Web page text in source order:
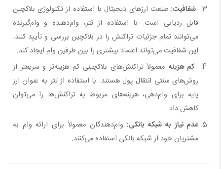
شفافیت: صنعت ارزهای دیجیتال با استفاده از تکنولوژی بلاکچین
قابل ردیابی است. با استفاده از تتر، وام‌دهنده و وام‌گیرنده
می‌توانند تمام جزئیات تراکنش را در بلاکچین بررسی و تأیید کنند.
این شفافیت می‌تواند اعتماد بیشتری را بین طرفین وام ایجاد کند.
کم هزینه: معمولاً تراکنش‌های بلاکچینی کم هزینه‌تر و سریعتر از
روش‌های سنتی انتقال پول هستند. با استفاده از تتر به عنوان ارز
پایه برای وام‌دهی، هزینه‌های مربوط به تراکنش‌ها را می‌توان
کاهش داد
عدم نیاز به شبکه بانکی: وام‌دهندگان معمولاً برای ارائه وام به
مشتریان خود از شبکه بانکی استفاده می‌کنند.